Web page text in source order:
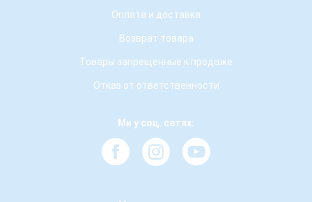
Оплата и доставка
Возврат товара
Товары запрещенные к продаже
Отказ от ответственности
Ми у соц. сетях: